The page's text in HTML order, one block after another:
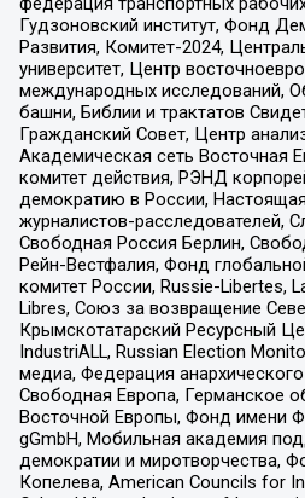
Гудзоновский институт, Фонд
Развития, Комитет-2024,
университет, Центр
международных исследований,
башни, Библии и трактатов
Гражданский Совет, Центр
Академическая сеть Восточная
комитет действия, РЭНД
демократию в России,
журналистов-расследователей,
Свободная Россия Берлин,
Рейн-Вестфалия, Фонд
комитет России, Russie-Libertes,
Libres, Союз за возвращение
Крымскотатарский Ресурсный
IndustriALL, Russian Election
медиа, Федерация
Свободная Европа, Германское
Восточной Европы, Фонд имени
gGmbH, Мобильная академия
демократии и миротворчества,
Копелева, American Councils for